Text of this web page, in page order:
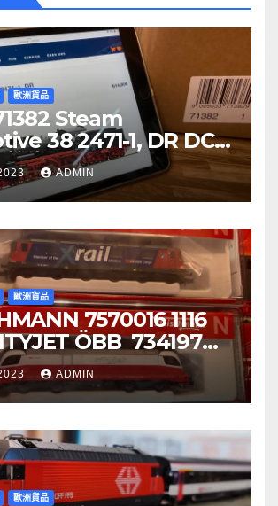
歐洲貨品
Steam
38 2471-1, DR DCC
機車
ADMIN
歐洲貨品
7570016 1116
ÖBB 734197
5, SBB Cargo
ADMIN
歐洲貨品